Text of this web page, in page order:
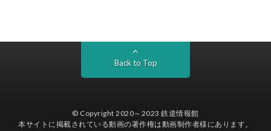
Back to Top
© Copyright 2020～2023鉄道情報館
本サイトに掲載されている動画の著作権は動画制作者様にあります。